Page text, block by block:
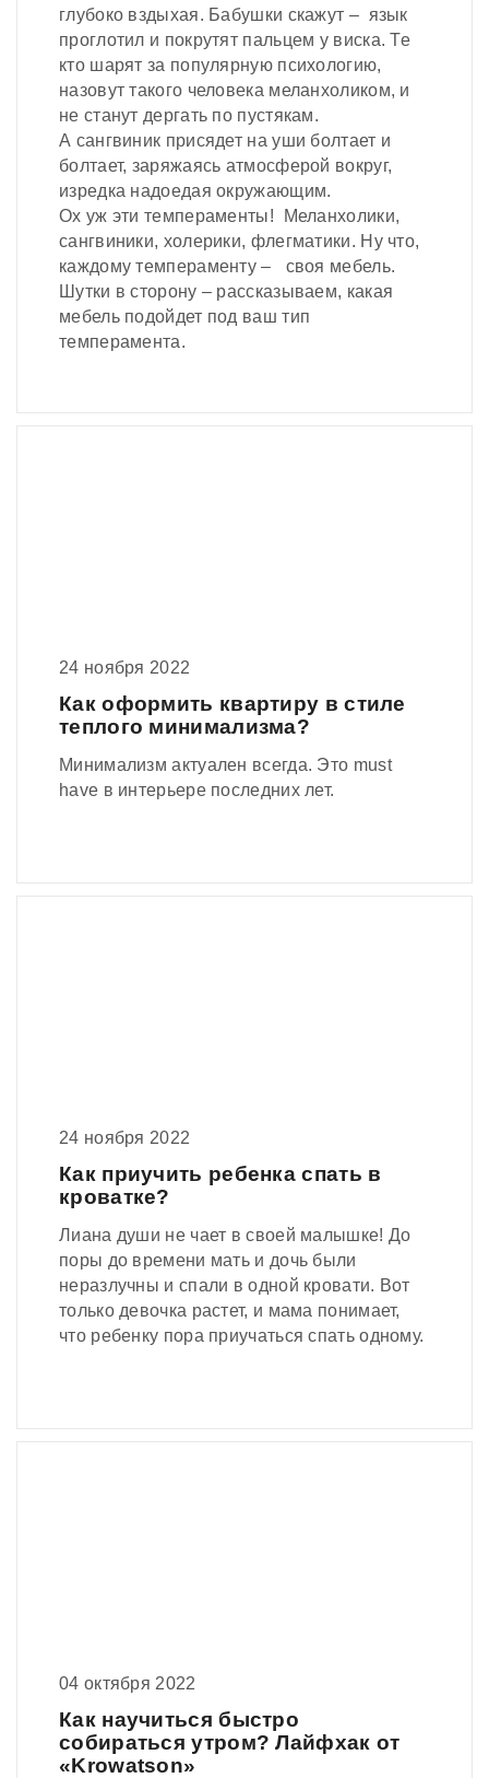
глубоко вздыхая. Бабушки скажут – язык
проглотил и покрутят пальцем у виска. Те
кто шарят за популярную психологию,
назовут такого человека меланхоликом, и
не станут дергать по пустякам.
А сангвиник присядет на уши болтает и
болтает, заряжаясь атмосферой вокруг,
изредка надоедая окружающим.
Ох уж эти темпераменты! Меланхолики,
сангвиники, холерики, флегматики. Ну что,
каждому темпераменту – своя мебель.
Шутки в сторону – рассказываем, какая
мебель подойдет под ваш тип
темперамента.
24 ноября 2022
Как оформить квартиру в стиле
теплого минимализма?
Минимализм актуален всегда. Это must
have в интерьере последних лет.
24 ноября 2022
Как приучить ребенка спать в
кроватке?
Лиана души не чает в своей малышке! До
поры до времени мать и дочь были
неразлучны и спали в одной кровати. Вот
только девочка растет, и мама понимает,
что ребенку пора приучаться спать одному.
04 октября 2022
Как научиться быстро
собираться утром? Лайфхак от
«Krowatson»